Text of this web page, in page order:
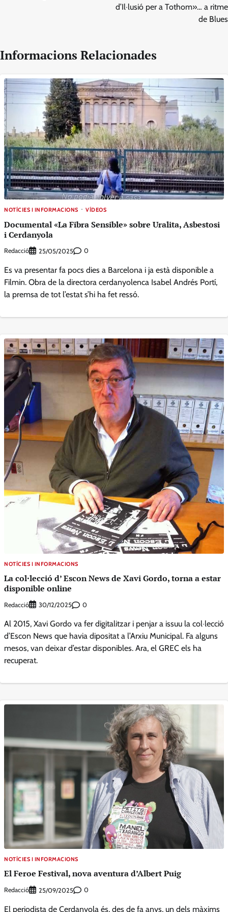
d’Il·lusió per a Tothom»… a ritme
de Blues
Informacions Relacionades
NOTÍCIES I INFORMACIONS VÍDEOS
Documental «La Fibra Sensible» sobre Uralita, Asbestosi
i Cerdanyola
Redacció 25/05/2025 0
Es va presentar fa pocs dies a Barcelona i ja està disponible a
Filmin. Obra de la directora cerdanyolenca Isabel Andrés Portí,
la premsa de tot l’estat s’hi ha fet ressó.
NOTÍCIES I INFORMACIONS
La col·lecció d’ Escon News de Xavi Gordo, torna a estar
disponible online
Redacció 30/12/2025 0
Al 2015, Xavi Gordo va fer digitalitzar i penjar a issuu la col·lecció
d’Escon News que havia dipositat a l’Arxiu Municipal. Fa alguns
mesos, van deixar d’estar disponibles. Ara, el GREC els ha
recuperat.
NOTÍCIES I INFORMACIONS
El Feroe Festival, nova aventura d’Albert Puig
Redacció 25/09/2025 0
El periodista de Cerdanyola és, des de fa anys, un dels màxims